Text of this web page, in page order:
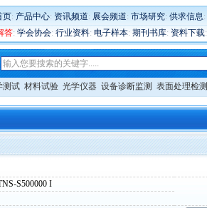
页: 产品中心: 资讯频道: 展会频道: 市场研究: 供求信息:
答: 学会协会: 行业资料: 电子样本: 期刊书库: 资料下载:
测试 材料试验 光学仪器 设备诊断监测 表面处理检测
S500000 I